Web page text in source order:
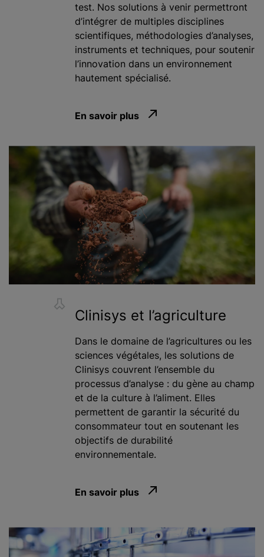
test. Nos solutions à venir permettront
d’intégrer de multiples disciplines
scientifiques, méthodologies d’analyses,
instruments et techniques, pour soutenir
l’innovation dans un environnement
hautement spécialisé.
En savoir plus
Clinisys et l’agriculture
Dans le domaine de l’agricultures ou les
sciences végétales, les solutions de
Clinisys couvrent l’ensemble du
processus d’analyse : du gène au champ
et de la culture à l’aliment. Elles
permettent de garantir la sécurité du
consommateur tout en soutenant les
objectifs de durabilité
environnementale.
En savoir plus